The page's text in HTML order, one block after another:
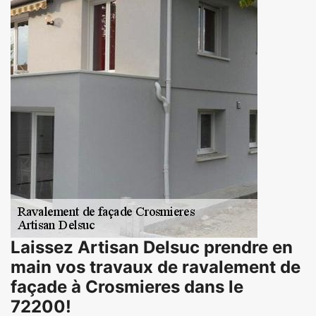
Laissez Artisan Delsuc prendre en
main vos travaux de ravalement de
façade à Crosmieres dans le
72200!